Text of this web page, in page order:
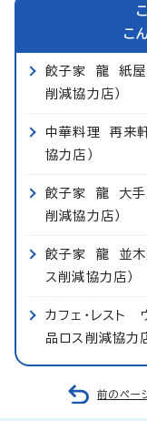
こ
餃子家 龍 紙屋
削減協力店）
中華料理 再来
協力店）
餃子家 龍 大手
削減協力店）
餃子家 龍 並木
ス削減協力店）
カフェ・レスト
品ロス削減協力
前のペー